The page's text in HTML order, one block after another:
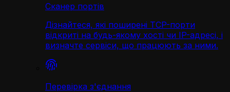
Сканер портів
Дізнайтеся, які поширені TCP-порти
відкриті на будь-якому хості чи IP-адресі, і
визначте сервіси, що працюють за ними.
Перевірка з'єднання